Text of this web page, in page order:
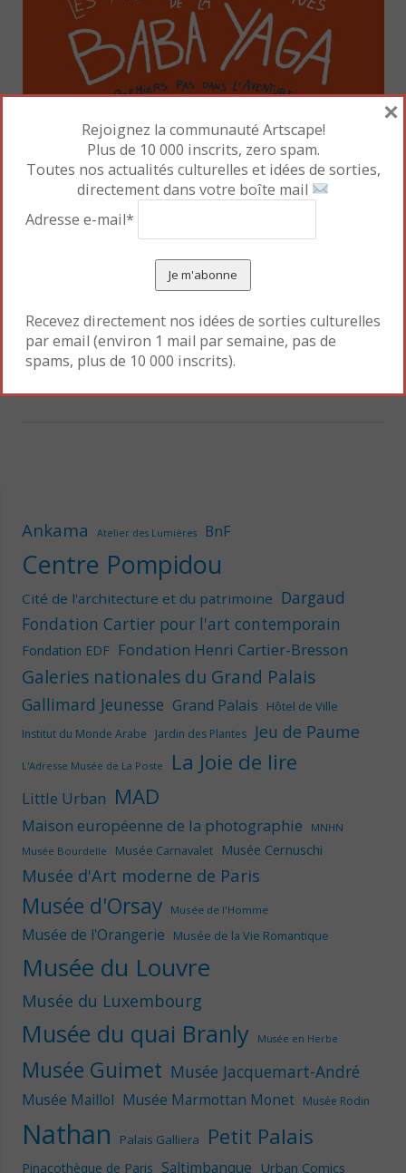
Ankama Atelier des Lumières BnF
Centre Pompidou
Cité de l'architecture et du patrimoine Dargaud
Fondation Cartier pour l'art contemporain
Fondation EDF Fondation Henri Cartier-Bresson
Galeries nationales du Grand Palais
Gallimard Jeunesse Grand Palais Hôtel de Ville
Institut du Monde Arabe Jardin des Plantes Jeu de Paume
L'Adresse Musée de La Poste La Joie de lire
Little Urban MAD
Maison européenne de la photographie
MNHN
Musée Bourdelle
Musée Carnavalet Musée Cernuschi
Musée d'Art moderne de Paris
Musée d'Orsay Musée de l'Homme
Musée de l'Orangerie Musée de la Vie Romantique
Musée du Louvre
Musée du Luxembourg
Musée du quai Branly Musée en Herbe
Musée Guimet Musée Jacquemart-André
Musée Maillol Musée Marmottan Monet Musée Rodin
Nathan Palais Galliera Petit Palais
Pinacothèque de Paris Saltimbanque Urban Comics
Rejoignez la communauté Artscape!
Plus de 10 000 inscrits, zero spam.
Toutes nos actualités culturelles et idées de sorties,
directement dans votre boîte mail
Adresse e-mail*
Recevez directement nos idées de sorties culturelles
par email (environ 1 mail par semaine, pas de
spams, plus de 10 000 inscrits).
×